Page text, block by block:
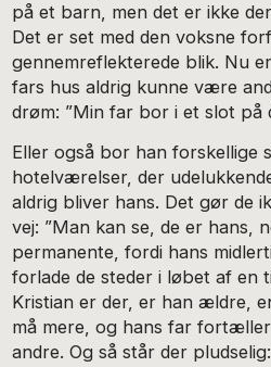
på et barn, men det er ikke
Det er set med den voksne
gennemreflekterede blik. Nu
fars hus aldrig kunne være
drøm: ”Min far bor i et slot på
Eller også bor han forskellige
hotelværelser, der
aldrig bliver hans. Det gør de
vej: ”Man kan se, de er hans,
permanente, fordi hans
forlade de steder i løbet af en
Kristian er der, er han ældre,
må mere, og hans far
andre. Og så står der